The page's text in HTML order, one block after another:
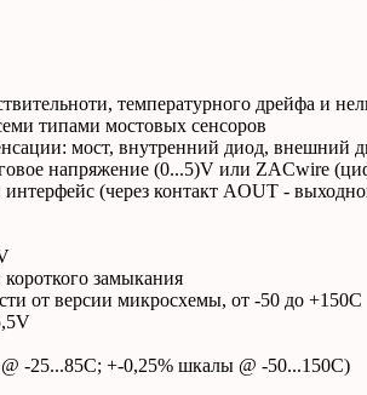
температурного дрейфа и
типами мостовых сенсоров
мост, внутренний диод, внешний
напряжение (0...5)V или ZACwire
(через контакт AOUT -
замыкания
от версии микросхемы, от -50 до +150С
-25...85C; +-0,25% шкалы @ -50...150C)